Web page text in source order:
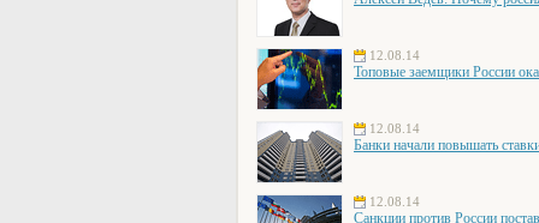
12.08.14
Топовые заемщики России
12.08.14
Банки начали повышать
12.08.14
Санкции против России